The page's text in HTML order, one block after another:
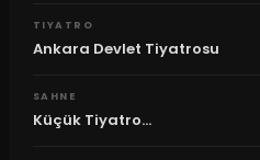
TIYATRO
Ankara Devlet Tiyatrosu
SAHNE
Küçük Tiyatro...